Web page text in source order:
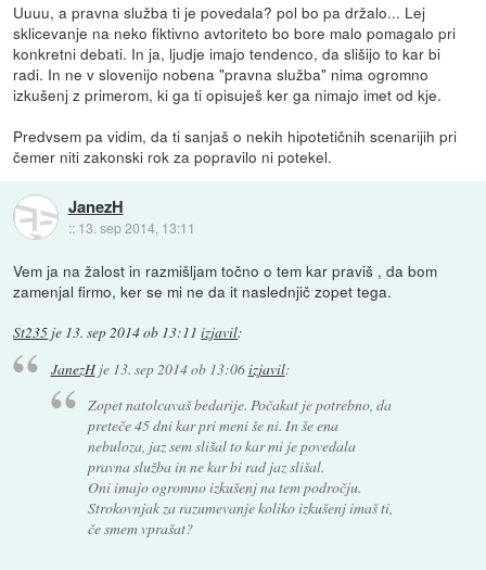
Uuuu, a pravna služba ti je povedala? pol bo pa držalo... Lej
sklicevanje na neko fiktivno avtoriteto bo bore malo pomagalo pri
konkretni debati. In ja, ljudje imajo tendenco, da slišijo to kar bi
radi. In ne v slovenijo nobena "pravna služba" nima ogromno
izkušenj z primerom, ki ga ti opisuješ ker ga nimajo imet od kje.
Predvsem pa vidim, da ti sanjaš o nekih hipotetičnih scenarijih pri
čemer niti zakonski rok za popravilo ni potekel.
JanezH
:: 13. sep 2014, 13:11
Vem ja na žalost in razmišljam točno o tem kar praviš , da bom
zamenjal firmo, ker se mi ne da it naslednjič zopet tega.
St235 je 13. sep 2014 ob 13:11 izjavil:
JanezHje 13. sep 2014 ob 13:06izjavil:
Zopet natolcavaš bedarije. Počakat je potrebno, da
preteče 45 dni kar pri meni še ni. In še ena
nebuloza, jaz sem slišal to kar mi je povedala
pravna služba in ne kar bi rad jaz slišal.
Oni imajo ogromno izkušenj na tem področju.
Strokovnjak za razumevanje koliko izkušenj imaš ti,
če smem vprašat?